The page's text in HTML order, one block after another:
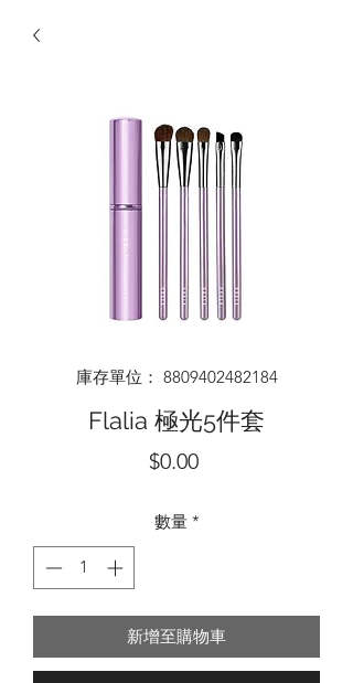
庫存單位： 8809402482184
Flalia 極光5件套
$0.00價
數量 *
新增至購物車